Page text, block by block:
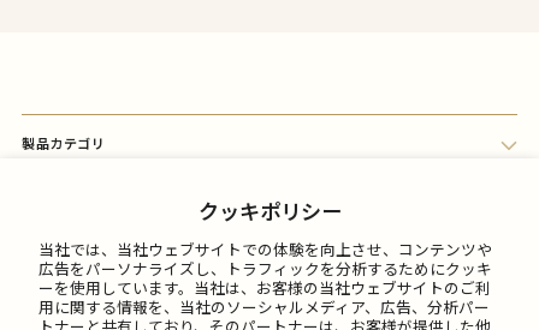
クッキポリシー
当社では、当社ウェブサイトでの体験を向上させ、コンテンツや
広告をパーソナライズし、トラフィックを分析するためにクッキ
ーを使用しています。当社は、お客様の当社ウェブサイトのご利
用に関する情報を、当社のソーシャルメディア、広告、分析パー
製品カテゴリ
FAQ